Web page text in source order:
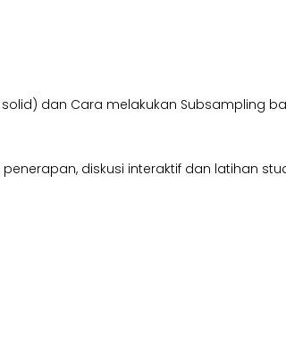
dan Cara melakukan Subsampling
diskusi interaktif dan latihan